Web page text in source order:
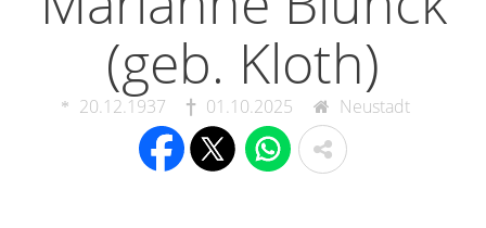
(geb. Kloth)
20.12.1937 01.10.2025 Neustadt